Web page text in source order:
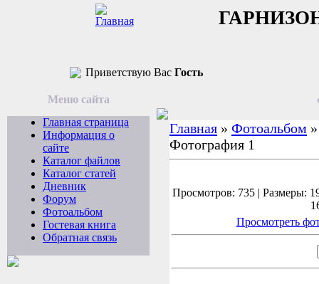
Приветствую Вас Гость
Меню сайта
Главная страница
Информация о
сайте
Каталог файлов
Каталог статей
Дневник
Форум
Фотоальбом
Гостевая книга
Обратная связь
Главная » Фотоальбом
Фотография 1
Просмотров: 735 | Размеры:
Просмотреть